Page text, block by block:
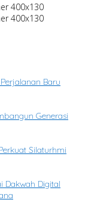
Baru
Generasi
Silaturhmi
Dakwah Digital